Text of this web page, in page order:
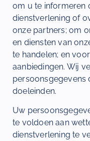
om u te informeren
dienstverlening of
onze partners; om
en diensten van
te handelen; en
aanbiedingen. Wij
persoonsgegevens
doeleinden.
Uw
te voldoen aan
dienstverlening te